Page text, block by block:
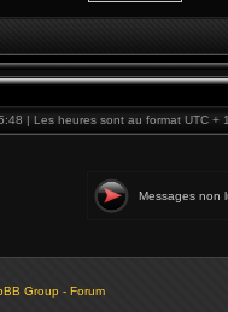
| Les heures sont au format UTC +
Messages non
Group - Forum